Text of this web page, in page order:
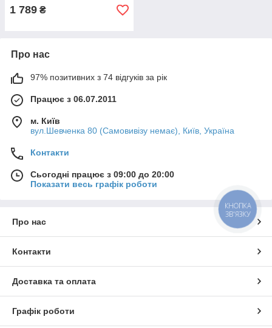
1 789 ₴
Про нас
97% позитивних з 74 відгуків за рік
Працює з 06.07.2011
м. Київ
вул.Шевченка 80 (Самовивізу немає), Київ, Україна
Контакти
Сьогодні працює з 09:00 до 20:00
Показати весь графік роботи
Про нас
Контакти
Доставка та оплата
Графік роботи
КНОПКА
ЗВ'ЯЗКУ